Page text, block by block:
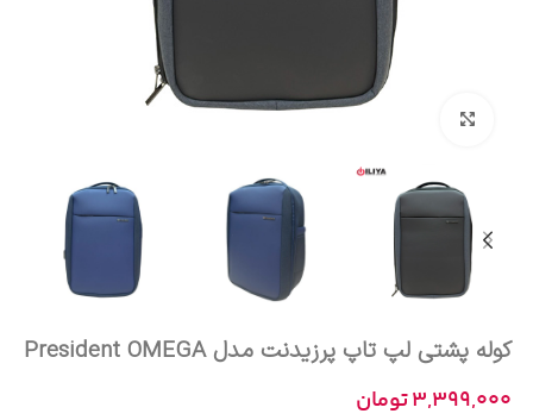
کوله پشتی لپ تاپ پرزیدنت مدل President OMEGA
3,399,000تومان